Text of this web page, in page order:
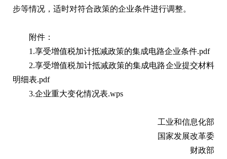
步等情况，适时对符合政策的企业条件进行调整。
附件：
1.享受增值税加计抵减政策的集成电路企业条件.pdf
2.享受增值税加计抵减政策的集成电路企业提交材料
明细表.pdf
3.企业重大变化情况表.wps
工业和信息化部
国家发展改革委
财政部